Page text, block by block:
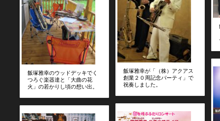
飯塚雅幸のウッドデッキでく
つろぐ楽器達と「大曲の花
火」の若かりし頃の想い出。
飯塚雅幸が「（株）アクアス
創業２０周記念パーティ」で
祝奏しました。